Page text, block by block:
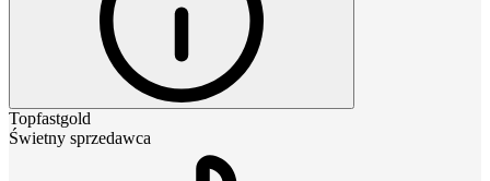
Topfastgold
Świetny sprzedawca